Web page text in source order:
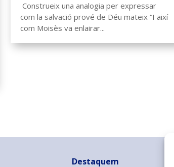
​ Construeix una analogia per expressar
com la salvació prové de Déu mateix “I així
com Moisès va enlairar...
Destaquem